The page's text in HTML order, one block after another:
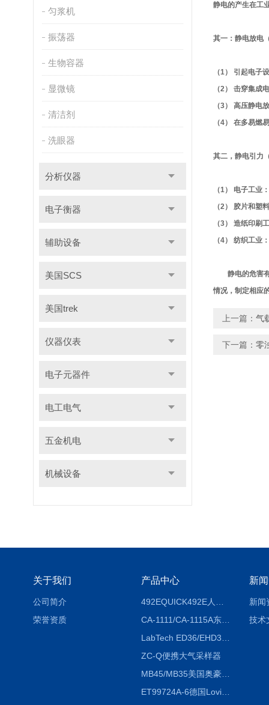
匀浆机
振荡器
生物容器
显微镜
清洁剂
洗眼器
分析仪器
电子衡器
辅助设备
美国SCS
美国trek
仪器仪表
电子元器件
电工电气
五金机电
机械设备
静电的产生在工
其一：静电放电
（1） 引起电子
（2） 击穿集成
（3） 高压静电
（4） 在多易燃
其二，静电引力
（1） 电子工业
（2） 胶片和塑
（3） 造纸印刷
（4） 纺织工业
静电的危害有
情况，制定相应
上一篇： 气
下一篇： 零
关于我们
公司简介
荣誉资质
产品中心
CA-1111/CA-1115A东京理化EYELA CA-1111/CA-1115A冷却水循环装置
ZC-Q便携大气采样器
MB45/MB35美国奥豪斯OHAUS MB45/MB35卤素红外水分测定仪
ET99724A-6德国Lovibond ET99724A-6微电脑BOD测定仪
新
新闻
技术